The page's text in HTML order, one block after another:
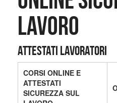
LAVORO
ATTESTATI LAVORATORI
CORSI ONLINE E
ATTESTATI
SICUREZZA SUL